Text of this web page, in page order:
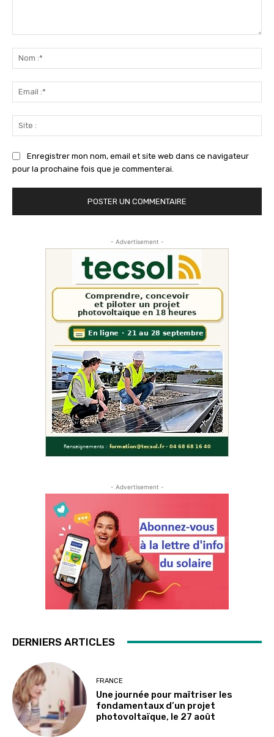
Enregistrer mon nom, email et site web dans ce navigateur
pour la prochaine fois que je commenterai.
- Advertisement -
- Advertisement -
DERNIERS ARTICLES
FRANCE
Une journée pour maîtriser les
fondamentaux d’un projet
photovoltaïque, le 27 août